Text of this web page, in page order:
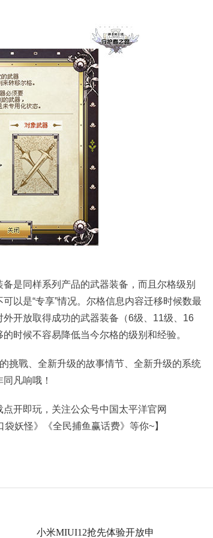
是同样系列产品的武器装备，而且尔格级别
以是“专享”情况。尔格信息内容迁移时候数最
开放取得成功的武器装备（6级、11级、16
时候不容易降低当今尔格的级别和经验。
挑戰、全新升级的故事情节、全新升级的系统
凡响哦！
开即玩，关注公众号中国太平洋官网
妖怪》《全民捕鱼赢话费》等你~】
小米MIUI12抢先体验开放申